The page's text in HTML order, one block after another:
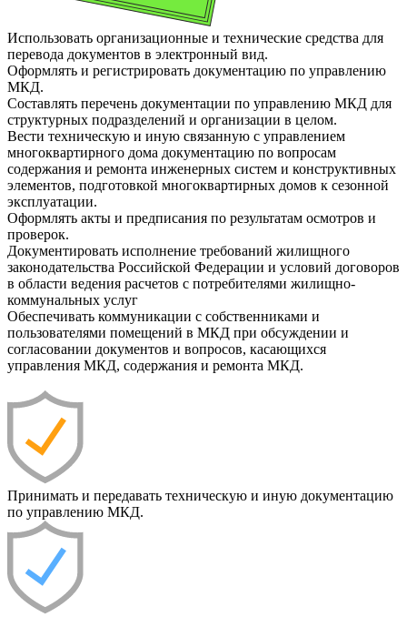
Использовать организационные и технические средства для
перевода документов в электронный вид.
Оформлять и регистрировать документацию по управлению
МКД.
Составлять перечень документации по управлению МКД для
структурных подразделений и организации в целом.
Вести техническую и иную связанную с управлением
многоквартирного дома документацию по вопросам
содержания и ремонта инженерных систем и конструктивных
элементов, подготовкой многоквартирных домов к сезонной
эксплуатации.
Оформлять акты и предписания по результатам осмотров и
проверок.
Документировать исполнение требований жилищного
законодательства Российской Федерации и условий договоров
в области ведения расчетов с потребителями жилищно-
коммунальных услуг
Обеспечивать коммуникации с собственниками и
пользователями помещений в МКД при обсуждении и
согласовании документов и вопросов, касающихся
управления МКД, содержания и ремонта МКД.
Принимать и передавать техническую и иную документацию
по управлению МКД.